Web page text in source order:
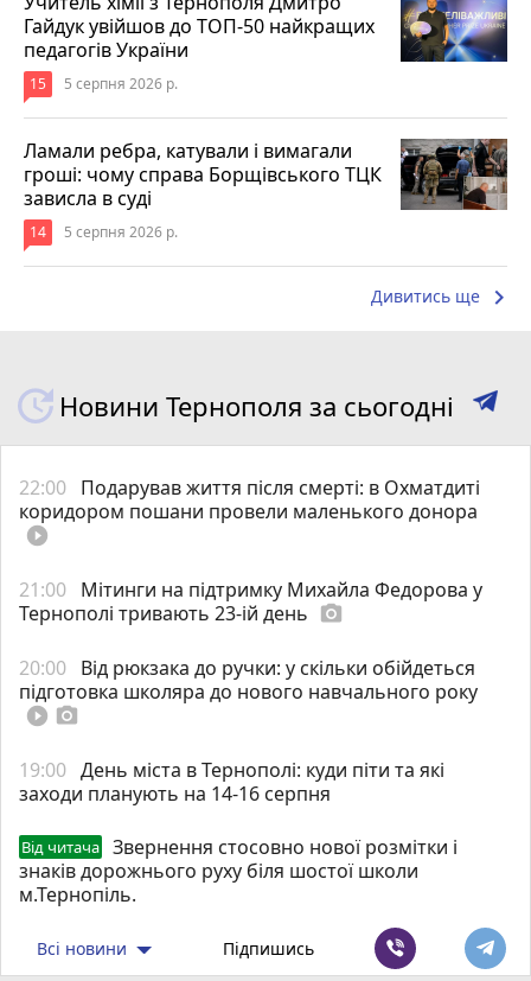
Гайдук увійшов до ТОП-50 найкращих
педагогів України
15 5 серпня 2026 р.
Ламали ребра, катували і вимагали
гроші: чому справа Борщівського ТЦК
зависла в суді
14 5 серпня 2026 р.
Дивитись ще keyboard_arrow_right
Новини Тернополя за сьогодні
22:00 Подарував життя після смерті: в Охматдиті
коридором пошани провели маленького донора
play_circle_filled
21:00 Мітинги на підтримку Михайла Федорова у
Тернополі тривають 23-ій день photo_camera
20:00 Від рюкзака до ручки: у скільки обійдеться
підготовка школяра до нового навчального року
play_circle_filled photo_camera
19:00 День міста в Тернополі: куди піти та які
заходи планують на 14-16 серпня
Від читача
Звернення стосовно нової розмітки і
знаків дорожнього руху біля шостої школи
м.Тернопіль.
Всі новини Підпишись